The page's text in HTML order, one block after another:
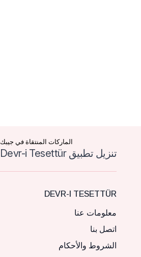
الماركات المنتقاة في جيبك
تنزيل تطبيق Devr-i Tesettür
DEVR-I TESETTÜR
معلومات عنا
اتصل بنا
الشروط والأحكام